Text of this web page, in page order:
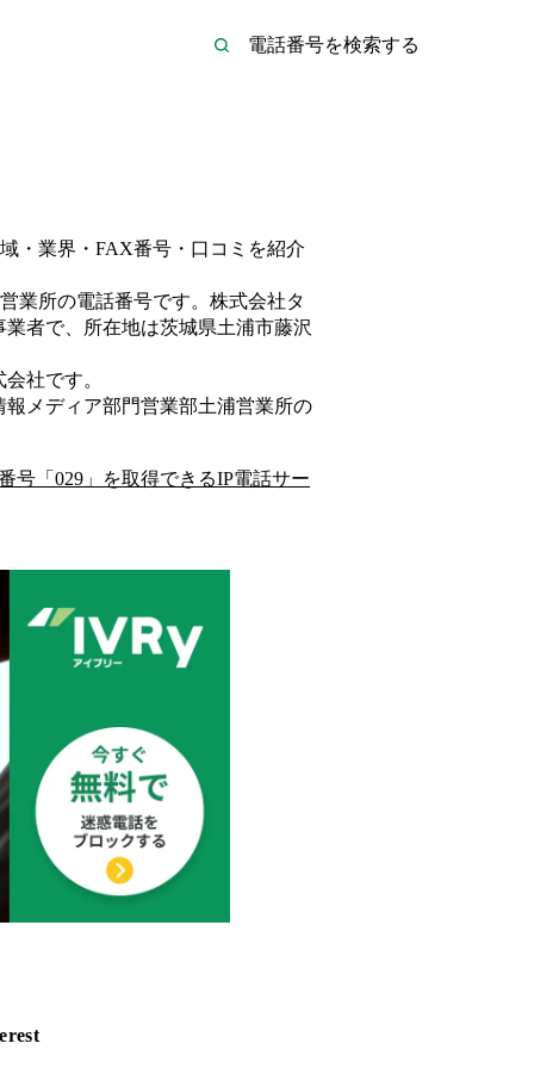
・業界・FAX番号・口コミを紹介
業所の電話番号です。 株式会社タ
業者で、所在地は茨城県土浦市藤沢
会社です。
報メディア部門営業部土浦営業所の
号「 029 」を取得できるIP電話サー